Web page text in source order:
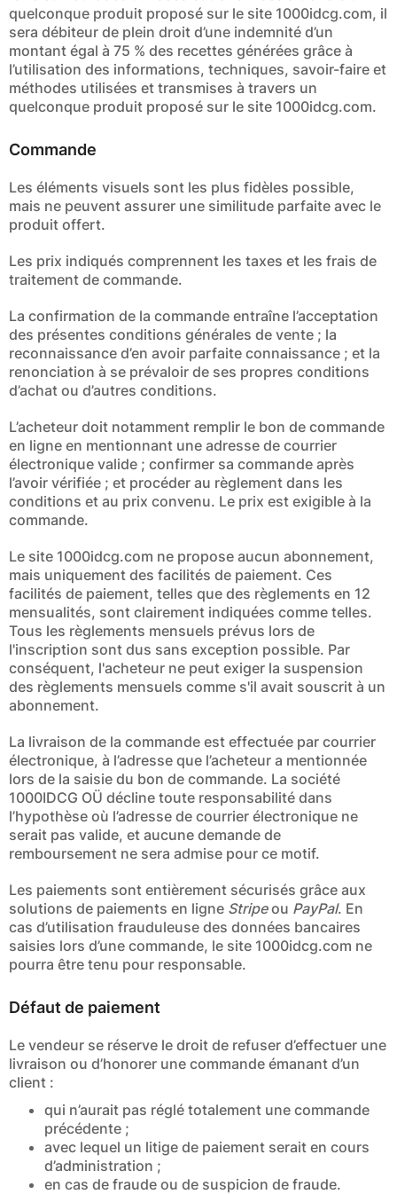
quelconque produit proposé sur le site 1000idcg.com, il
sera débiteur de plein droit d’une indemnité d’un
montant égal à 75 % des recettes générées grâce à
l’utilisation des informations, techniques, savoir-faire et
méthodes utilisées et transmises à travers un
quelconque produit proposé sur le site 1000idcg.com.
Commande
Les éléments visuels sont les plus fidèles possible,
mais ne peuvent assurer une similitude parfaite avec le
produit offert.
Les prix indiqués comprennent les taxes et les frais de
traitement de commande.
La confirmation de la commande entraîne l’acceptation
des présentes conditions générales de vente ; la
reconnaissance d’en avoir parfaite connaissance ; et la
renonciation à se prévaloir de ses propres conditions
d’achat ou d’autres conditions.
L’acheteur doit notamment remplir le bon de commande
en ligne en mentionnant une adresse de courrier
électronique valide ; confirmer sa commande après
l’avoir vérifiée ; et procéder au règlement dans les
conditions et au prix convenu. Le prix est exigible à la
commande.
Le site 1000idcg.com ne propose aucun abonnement,
mais uniquement des facilités de paiement. Ces
facilités de paiement, telles que des règlements en 12
mensualités, sont clairement indiquées comme telles.
Tous les règlements mensuels prévus lors de
l'inscription sont dus sans exception possible. Par
conséquent, l'acheteur ne peut exiger la suspension
des règlements mensuels comme s'il avait souscrit à un
abonnement.
La livraison de la commande est effectuée par courrier
électronique, à l’adresse que l’acheteur a mentionnée
lors de la saisie du bon de commande. La société
1000IDCG OÜ décline toute responsabilité dans
l’hypothèse où l’adresse de courrier électronique ne
serait pas valide, et aucune demande de
remboursement ne sera admise pour ce motif.
Les paiements sont entièrement sécurisés grâce aux
solutions de paiements en ligne Stripeou PayPal. En
cas d’utilisation frauduleuse des données bancaires
saisies lors d’une commande, le site 1000idcg.com ne
pourra être tenu pour responsable.
Défaut de paiement
Le vendeur se réserve le droit de refuser d’effectuer une
livraison ou d’honorer une commande émanant d’un
client :
qui n’aurait pas réglé totalement une commande
précédente ;
avec lequel un litige de paiement serait en cours
d’administration ;
en cas de fraude ou de suspicion de fraude.